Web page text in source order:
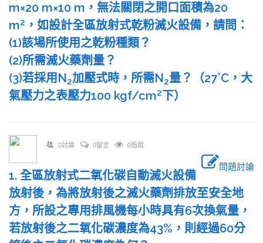
m×20 m×10 m，無法關閉之開口面積為20
m2 ，如設計全區放射式乾粉滅火設備，請問：
(1)該場所使用之乾粉種類？
(2)所需滅火藥劑量？
(3)若採用N2加壓式時，所需N2量？（27˚C，大
氣壓力之表壓力100 kgf/cm2下）
0討論 0留言 0追蹤
問題討論
1. 全區放射式二氧化碳自動滅火設備
放射後，為將放射後之滅火藥劑排放至安全地
方，所設之專用排風機每小時具有6次換氣量，
若放射後之二氧化碳濃度為43%，則經過60分